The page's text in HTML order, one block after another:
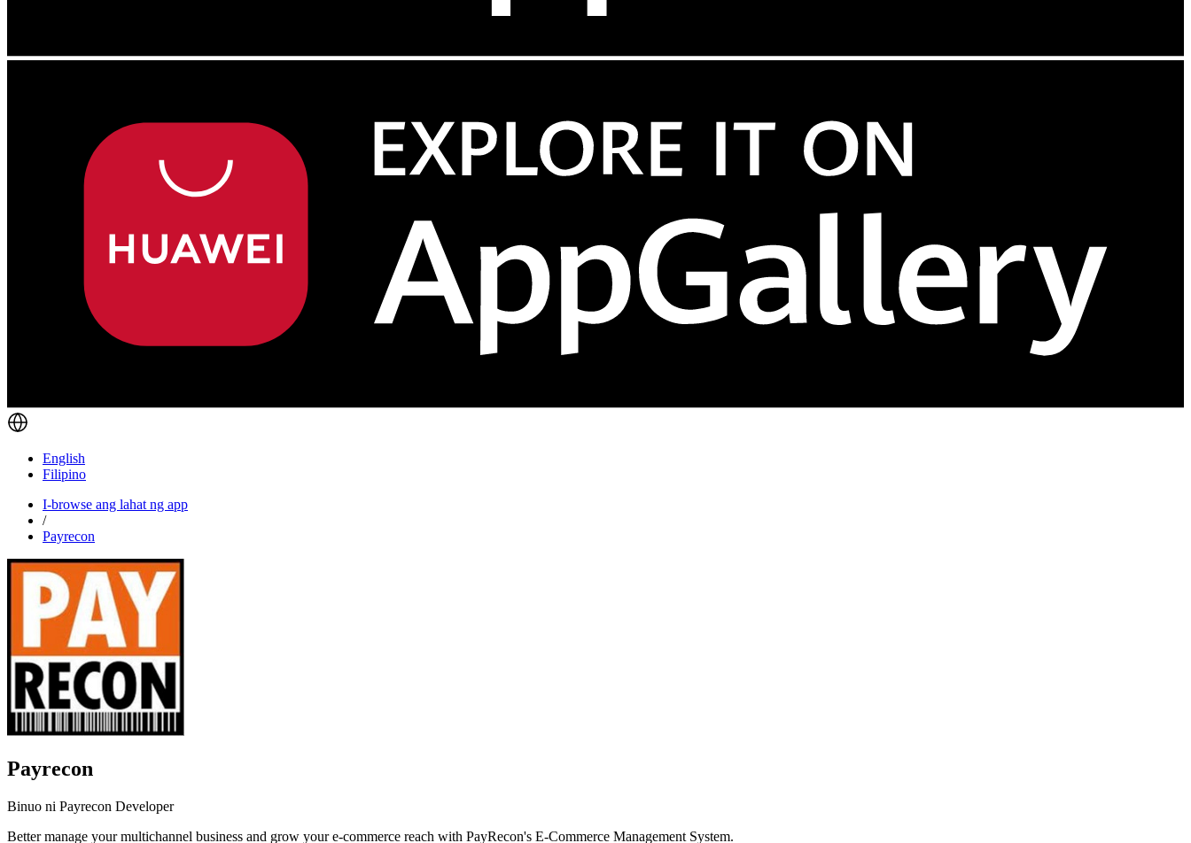
English
Filipino
I-browse ang lahat ng app
/
Payrecon
Payrecon
Binuo ni Payrecon Developer
Better manage your multichannel business and grow your e-commerce reach with PayRecon's E-Commerce Management System.